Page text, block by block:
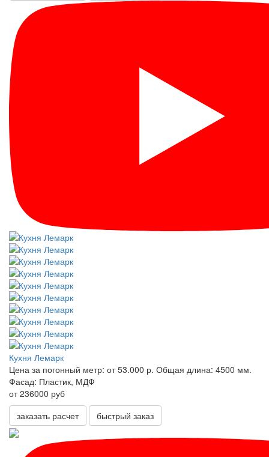
Кухня Лемарк
Цена за погонный метр: от 53.000 р. Общая длина: 4500 мм.
Фасад: Пластик, МДФ
от 236000 руб
заказать расчет
быстрый заказ